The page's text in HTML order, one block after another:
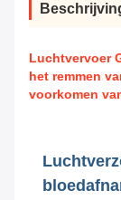
Luchtvervoer
het remmen
voorkomen